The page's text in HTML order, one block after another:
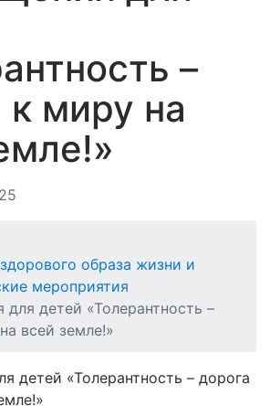
–
к миру на
образа жизни и
мероприятия
детей «Толерантность –
всей земле!»